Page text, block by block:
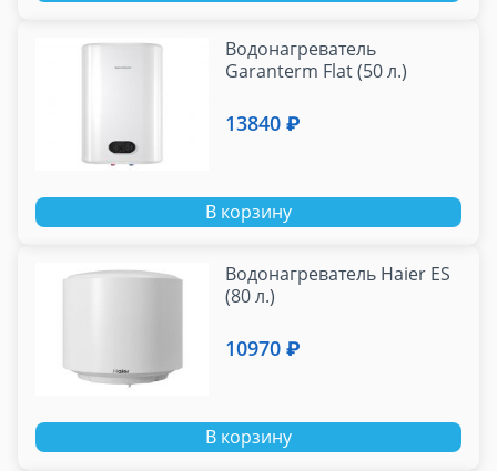
Водонагреватель
Garanterm Flat (50 л.)
13840 ₽
В корзину
Водонагреватель Haier ES
(80 л.)
10970 ₽
В корзину